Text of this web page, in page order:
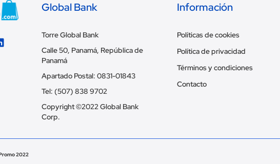
Global Bank
Torre Global Bank
Calle 50, Panamá, República de
Panamá
Apartado Postal: 0831-01843
Tel: (507) 838 9702
Copyright ©2022 Global Bank
Corp.
Información
Políticas de cookies
Política de privacidad
Términos y condiciones
Contacto
2022